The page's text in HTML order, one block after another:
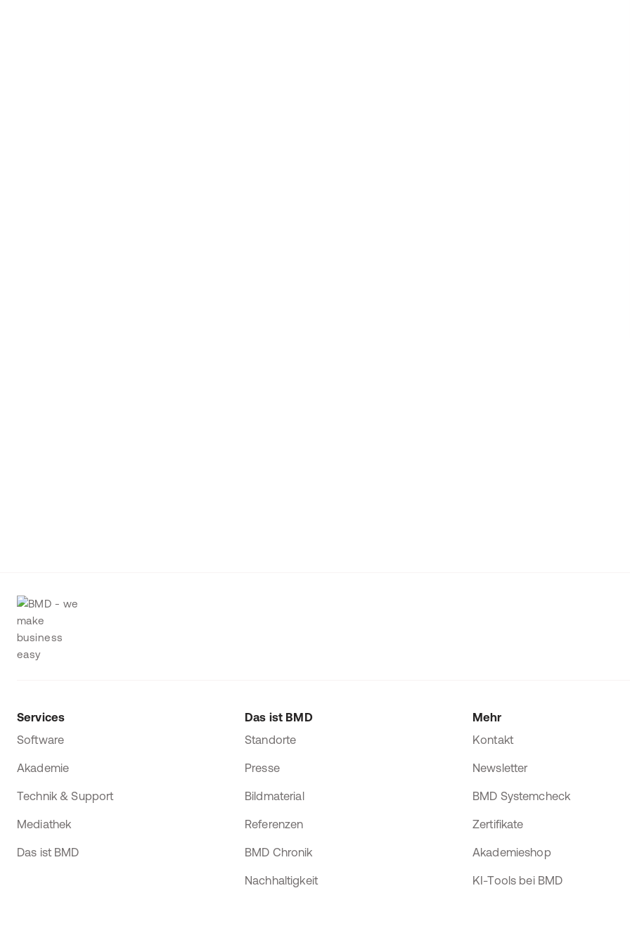
Services
Software
Akademie
Technik & Support
Mediathek
Das ist BMD
Das ist BMD
Standorte
Presse
Bildmaterial
Referenzen
BMD Chronik
Nachhaltigkeit
Mehr
Kontakt
Newsletter
BMD Systemcheck
Zertifikate
Akademieshop
KI-Tools bei BMD